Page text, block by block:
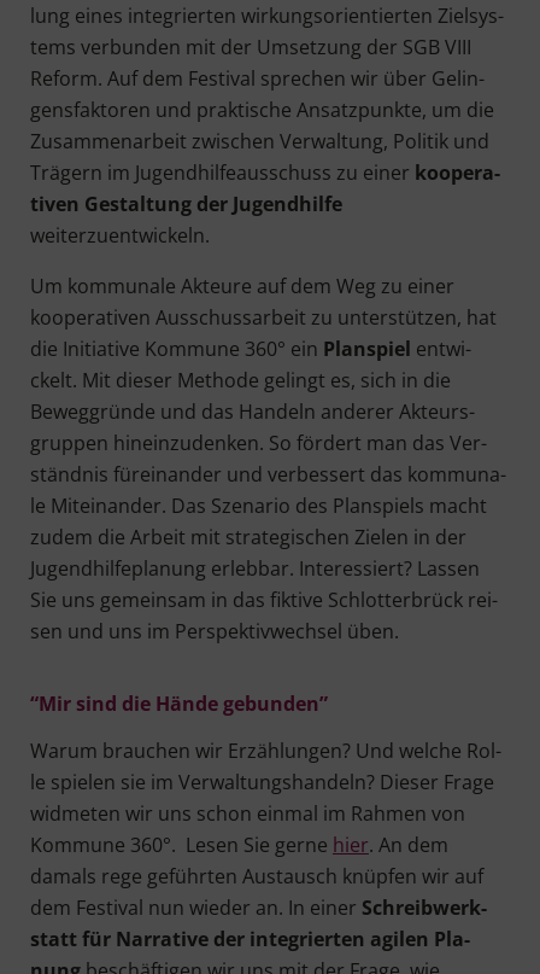
lung eines inte­grier­ten wir­kungs­ori­en­tier­ten Ziel­sys­
tems ver­bun­den mit der Umset­zung der SGB VIII
Reform. Auf dem Fes­ti­val spre­chen wir über Gelin­
gens­fak­to­ren und prak­ti­sche Ansatz­punk­te, um die
Zusam­men­ar­beit zwi­schen Ver­wal­tung, Poli­tik und
Trä­gern im Jugend­hil­fe­aus­schuss zu einer koope­ra­
ti­ven Gestal­tung der Jugend­hil­fe
weiterzuentwickeln.
Um kom­mu­na­le Akteu­re auf dem Weg zu einer
koope­ra­ti­ven Aus­schuss­ar­beit zu unter­stüt­zen, hat
die Initia­ti­ve Kom­mu­ne 360° ein Plan­spiel ent­wi­
ckelt. Mit die­ser Metho­de gelingt es, sich in die
Beweg­grün­de und das Han­deln ande­rer Akteurs­
grup­pen hin­ein­zu­den­ken. So för­dert man das Ver­
ständ­nis für­ein­an­der und ver­bes­sert das kom­mu­na­
le Mit­ein­an­der. Das Sze­na­rio des Plan­spiels macht
zudem die Arbeit mit stra­te­gi­schen Zie­len in der
Jugend­hil­fe­pla­nung erleb­bar. Inter­es­siert? Las­sen
Sie uns gemein­sam in das fik­ti­ve Schlot­ter­brück rei­
sen und uns im Per­spek­tiv­wech­sel üben.
“Mir sind die Hän­de gebun­den”
War­um brau­chen wir Erzäh­lun­gen? Und wel­che Rol­
le spie­len sie im Ver­wal­tungs­han­deln? Die­ser Fra­ge
wid­me­ten wir uns schon ein­mal im Rah­men von
Kom­mu­ne 360°. Lesen Sie ger­ne hier. An dem
damals rege geführ­ten Aus­tausch knüp­fen wir auf
dem Fes­ti­val nun wie­der an. In einer Schreib­werk­
statt für Nar­ra­ti­ve der inte­grier­ten agi­len Pla­